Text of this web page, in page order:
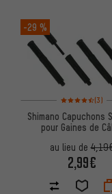
-29 %
Note moyenne
(3)
Shimano Capuchons
pour Gaines de
au lieu de
2,99€